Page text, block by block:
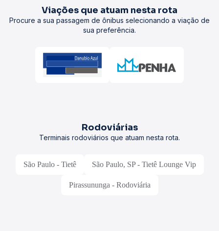
Viações que atuam nesta rota
Procure a sua passagem de ônibus selecionando a viação de
sua preferência.
Rodoviárias
Terminais rodoviários que atuam nesta rota.
São Paulo - Tietê São Paulo, SP - Tietê Lounge Vip
Pirassununga - Rodoviária